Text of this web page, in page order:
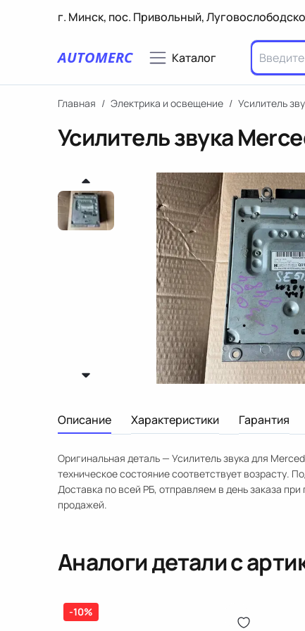
г. Минск, пос. Привольный,
AUTOMERC Каталог
Главная / Электрика и освещение / Усилитель
Усилитель звука
Описание Характеристики Гарантия
Оригинальная деталь — Усилитель звука для
техническое состояние соответствует возрасту.
Доставка по всей РБ, отправляем в день заказа
продажей.
Аналоги детали с
-10%